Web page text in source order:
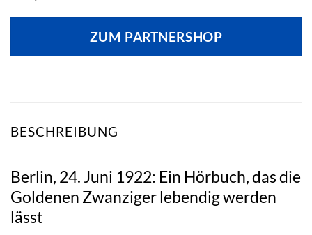
ZUM PARTNERSHOP
BESCHREIBUNG
Berlin, 24. Juni 1922: Ein Hörbuch, das die
Goldenen Zwanziger lebendig werden
lässt